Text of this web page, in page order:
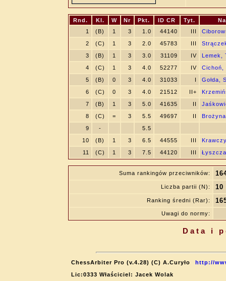
Rnd. Kl. W Nr Pkt. ID CR Tyt.
1
(B) 1 3 1.0 44140 III
2
(C) 1 3 2.0 45783 III
3
(B) 1 3 3.0 31109 IV
Lemek,
4
(C) 1 3 4.0 52277 IV
Cichoń,
5
(B) 0 3 4.0 31033 I
Gołda,
6
(C) 0 3 4.0 21512 II+
7
(B) 1 3 5.0 41635 II
8
(C) = 3 5.5 49697 II
9
-
5.5
10
(B) 1 3 6.5 44555 III
11
(C) 1 3 7.5 44120 III
Suma rankingów przeciwników:
Liczba partii (N): 10
Ranking średni (Rar):
Uwagi do normy:
Data i
ChessArbiter Pro (v.4.28) (C) A.Curyło
http://
Lic:0333 Właściciel: Jacek Wolak